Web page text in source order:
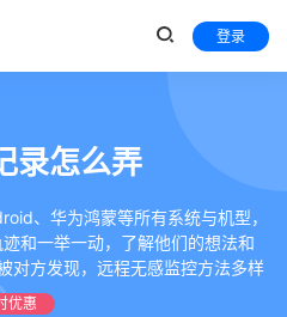
登录
录怎么弄
、华为鸿蒙等所有系统与机型，
和一举一动，了解他们的想法和
对方发现，远程无感监控方法多样
优惠